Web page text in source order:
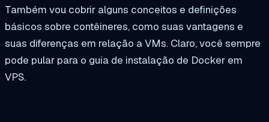
Também vou cobrir alguns conceitos e definições
básicos sobre contêineres, como suas vantagens e
suas diferenças em relação a VMs. Claro, você sempre
pode pular para o guia de instalação de Docker em
VPS.